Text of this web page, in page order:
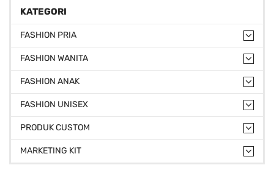
KATEGORI
FASHION PRIA
FASHION WANITA
FASHION ANAK
FASHION UNISEX
PRODUK CUSTOM
MARKETING KIT